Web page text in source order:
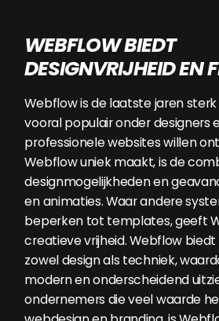
WEBFLOW BIEDT
DESIGNVRIJHEID EN
Webflow is de laatste jaren
vooral populair onder designers
professionele websites willen
Webflow uniek maakt, is de
designmogelijkheden en
en animaties. Waar andere
beperken tot templates, geeft
creatieve vrijheid. Webflow
zowel design als techniek,
modern en onderscheidend
ondernemers die veel waarde